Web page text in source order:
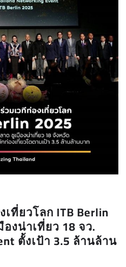
ที่ยวโลก ITB Berlin
งน่าเที่ยว 18 จว.
ตั้งเป้า 3.5 ล้านล้าน